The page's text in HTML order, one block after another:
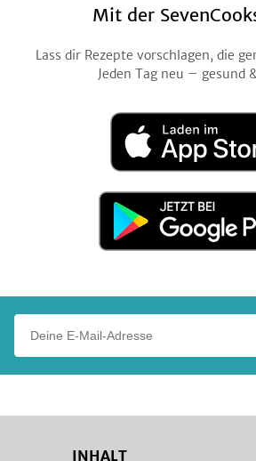
Mit der
Lass dir Rezepte vorschlagen, die
Jeden Tag neu – gesund
Laden
im
App
Jetzt
Google
INHALT